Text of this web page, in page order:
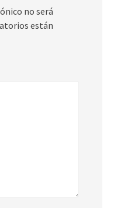
no será
están